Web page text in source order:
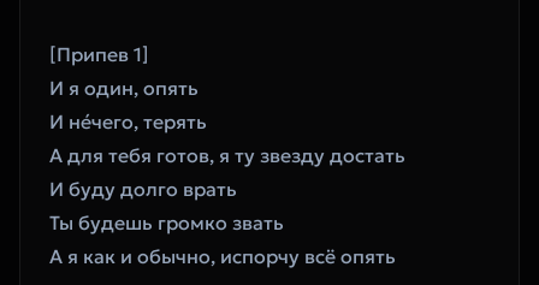
[Припев 1]
И я один, опять
И не́чего, терять
А для тебя готов, я ту звезду достать
И буду долго врать
Ты будешь громко звать
А я как и обычно, испорчу всё опять